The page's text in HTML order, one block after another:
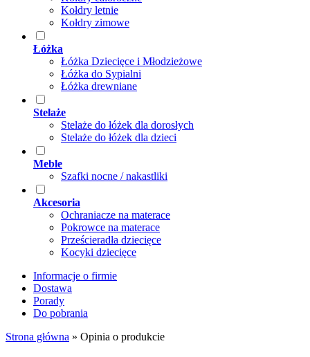
Kołdry letnie
Kołdry zimowe
Łóżka
Łóżka Dziecięce i Młodzieżowe
Łóżka do Sypialni
Łóżka drewniane
Stelaże
Stelaże do łóżek dla dorosłych
Stelaże do łóżek dla dzieci
Meble
Szafki nocne / nakastliki
Akcesoria
Ochraniacze na materace
Pokrowce na materace
Prześcieradła dziecięce
Kocyki dziecięce
Informacje o firmie
Dostawa
Porady
Do pobrania
Strona główna » Opinia o produkcie